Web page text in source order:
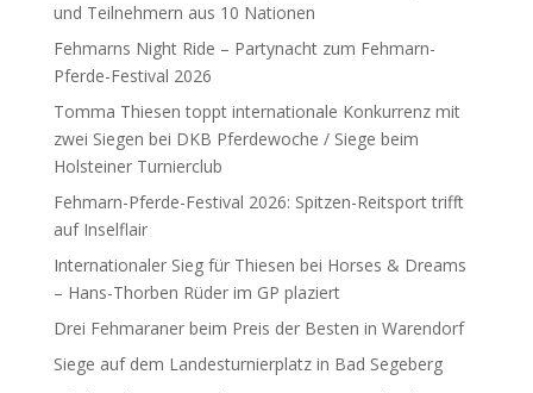
und Teilnehmern aus 10 Nationen
Fehmarns Night Ride – Partynacht zum Fehmarn-
Pferde-Festival 2026
Tomma Thiesen toppt internationale Konkurrenz mit
zwei Siegen bei DKB Pferdewoche / Siege beim
Holsteiner Turnierclub
Fehmarn-Pferde-Festival 2026: Spitzen-Reitsport trifft
auf Inselflair
Internationaler Sieg für Thiesen bei Horses & Dreams
– Hans-Thorben Rüder im GP plaziert
Drei Fehmaraner beim Preis der Besten in Warendorf
Siege auf dem Landesturnierplatz in Bad Segeberg